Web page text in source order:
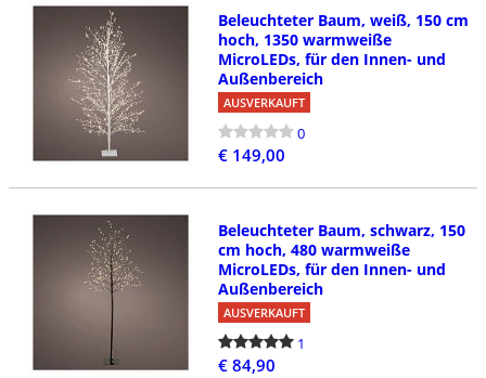
Beleuchteter Baum, weiß, 150 cm
hoch, 1350 warmweiße
MicroLEDs, für den Innen- und
Außenbereich
AUSVERKAUFT
0
€ 149,00
Beleuchteter Baum, schwarz, 150
cm hoch, 480 warmweiße
MicroLEDs, für den Innen- und
Außenbereich
AUSVERKAUFT
1
€ 84,90